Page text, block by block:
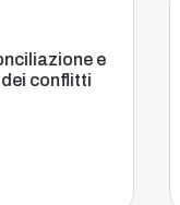
Banche,